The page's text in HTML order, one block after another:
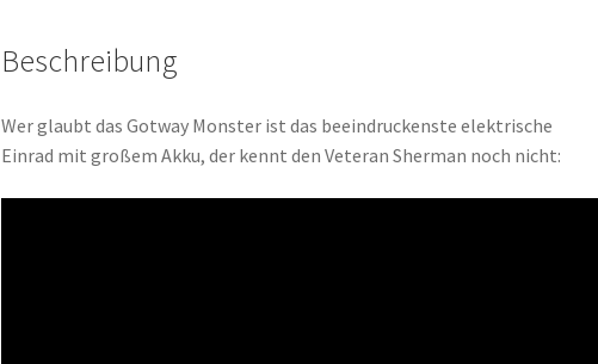
Beschreibung
Wer glaubt das Gotway Monster ist das beeindruckenste elektrische
Einrad mit großem Akku, der kennt den Veteran Sherman noch nicht: